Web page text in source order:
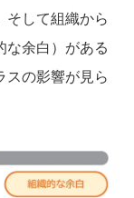
そして組織から
な余白）がある
スの影響が見ら